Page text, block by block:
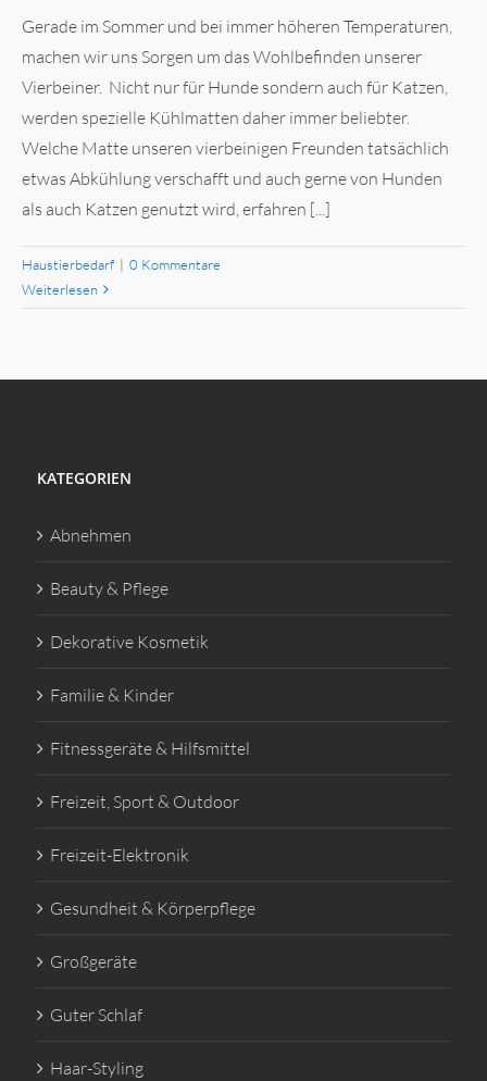
Gerade im Sommer und bei immer höheren Temperaturen,
machen wir uns Sorgen um das Wohlbefinden unserer
Vierbeiner. Nicht nur für Hunde sondern auch für Katzen,
werden spezielle Kühlmatten daher immer beliebter.
Welche Matte unseren vierbeinigen Freunden tatsächlich
etwas Abkühlung verschafft und auch gerne von Hunden
als auch Katzen genutzt wird, erfahren [...]
Haustierbedarf | 0 Kommentare
Weiterlesen
KATEGORIEN
Abnehmen
Beauty & Pflege
Dekorative Kosmetik
Familie & Kinder
Fitnessgeräte & Hilfsmittel
Freizeit, Sport & Outdoor
Freizeit-Elektronik
Gesundheit & Körperpflege
Großgeräte
Guter Schlaf
Haar-Styling